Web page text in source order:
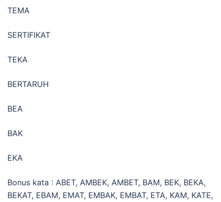
TEMA
SERTIFIKAT
TEKA
BERTARUH
BEA
BAK
EKA
Bonus kata : ABET, AMBEK, AMBET, BAM, BEK, BEKA,
BEKAT, EBAM, EMAT, EMBAK, EMBAT, ETA, KAM, KATE,